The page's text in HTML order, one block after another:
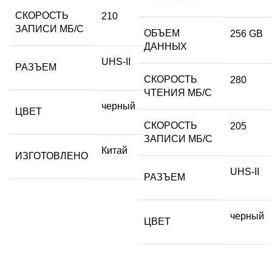
СКОРОСТЬ
ЗАПИСИ МБ/С
210
РАЗЪЕМ
UHS-II
ЦВЕТ
черный
ИЗГОТОВЛЕНО
Китай
ОБЪЕМ
ДАННЫХ
256 GB
СКОРОСТЬ
ЧТЕНИЯ МБ/С
280
СКОРОСТЬ
ЗАПИСИ МБ/С
205
РАЗЪЕМ
UHS-II
ЦВЕТ
черный